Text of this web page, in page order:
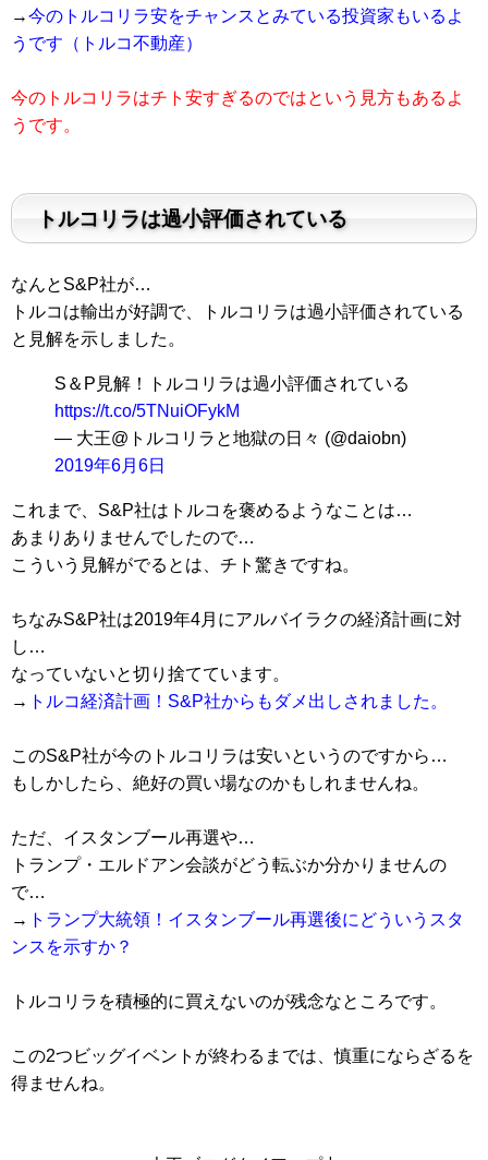
→今のトルコリラ安をチャンスとみている投資家もいるよ
うです（トルコ不動産）
今のトルコリラはチト安すぎるのではという見方もあるよ
うです。
トルコリラは過小評価されている
なんとS&P社が…
トルコは輸出が好調で、トルコリラは過小評価されている
と見解を示しました。
S＆P見解！トルコリラは過小評価されている
https://t.co/5TNuiOFykM
— 大王@トルコリラと地獄の日々 (@daiobn)
2019年6月6日
これまで、S&P社はトルコを褒めるようなことは…
あまりありませんでしたので…
こういう見解がでるとは、チト驚きですね。
ちなみS&P社は2019年4月にアルバイラクの経済計画に対
し…
なっていないと切り捨てています。
→ トルコ経済計画！S&P社からもダメ出しされました。
このS&P社が今のトルコリラは安いというのですから…
もしかしたら、絶好の買い場なのかもしれませんね。
ただ、イスタンブール再選や…
トランプ・エルドアン会談がどう転ぶか分かりませんの
で…
→ トランプ大統領！イスタンブール再選後にどういうスタ
ンスを示すか？
トルコリラを積極的に買えないのが残念なところです。
この2つビッグイベントが終わるまでは、慎重にならざるを
得ませんね。